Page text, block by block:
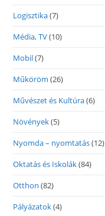
Logisztika(7)
Média, TV(10)
Mobil(7)
Műköröm (26)
Művészet és Kultúra(6)
Növények(5)
Nyomda – nyomtatás(12)
Oktatás és Iskolák(84)
Otthon (82)
Pályázatok(4)